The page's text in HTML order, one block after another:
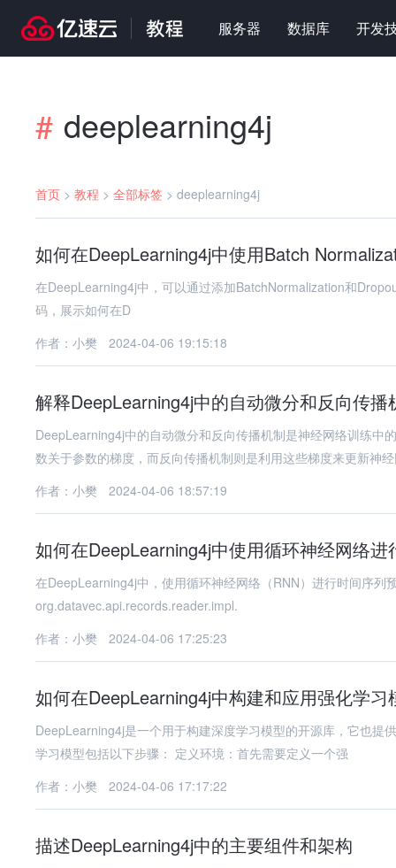
服务器 数据库 开发
# deeplearning4j
首页 > 教程 > 全部标签 > deeplearning4j
如何在DeepLearning4j中使用Batch
在DeepLearning4j中，可以通过添加BatchNormalization和
码，展示如何在D
作者：小樊
2024-04-06 19:15:18
解释DeepLearning4j中的自动微分和反向传播
DeepLearning4j中的自动微分和反向传播机制是神经网络训练中
数关于参数的梯度，而反向传播机制则是利用这些梯度来更新神
作者：小樊
2024-04-06 18:57:19
如何在DeepLearning4j中使用循环神经网络进
在DeepLearning4j中，使用循环神经网络（RNN）进行时间序列预测的步骤如下： 导
org.datavec.api.records.reader.impl.
作者：小樊
2024-04-06 17:25:23
如何在DeepLearning4j中构建和应用强化学习
DeepLearning4j是一个用于构建深度学习模型的开源库，它也
学习模型包括以下步骤： 定义环境：首先需要定义一个强
作者：小樊
2024-04-06 17:17:22
描述DeepLearning4j中的主要组件和架构